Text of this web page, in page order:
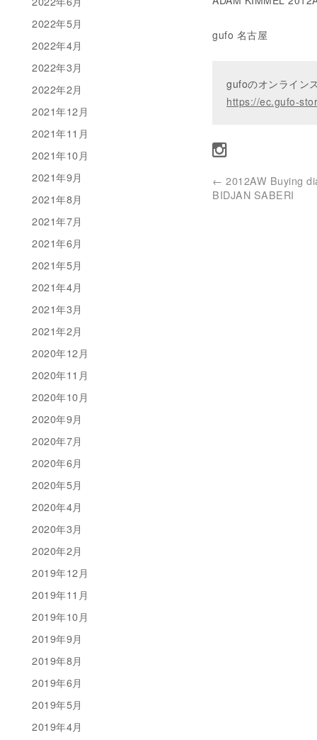
gufo 名古屋
gufoのオンライン
https://ec.gufo-
← 2012AW Buying
BIDJAN SABERI
2022年5月
2022年4月
2022年3月
2022年2月
2021年12月
2021年11月
2021年10月
2021年9月
2021年8月
2021年7月
2021年6月
2021年5月
2021年4月
2021年3月
2021年2月
2020年12月
2020年11月
2020年10月
2020年9月
2020年7月
2020年6月
2020年5月
2020年4月
2020年3月
2020年2月
2019年12月
2019年11月
2019年10月
2019年9月
2019年8月
2019年6月
2019年5月
2019年4月